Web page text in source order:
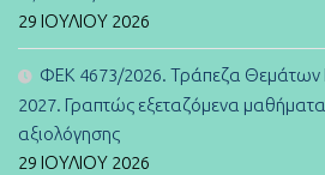
29 ΙΟΥΛΊΟΥ 2026
ΦΕΚ 4673/2026. Τράπεζα Θεμάτων
2027. Γραπτώς εξεταζόμενα
αξιολόγησης
29 ΙΟΥΛΊΟΥ 2026